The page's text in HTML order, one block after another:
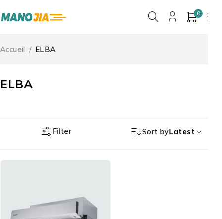
0
ELBA
Accueil / ELBA
Filter Sort byLatest